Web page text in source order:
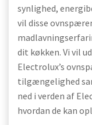
synlighed,
vil disse
dit køkken. Vi vil
Electrolux’s
tilgængelighed
ned i verden af
hvordan de kan